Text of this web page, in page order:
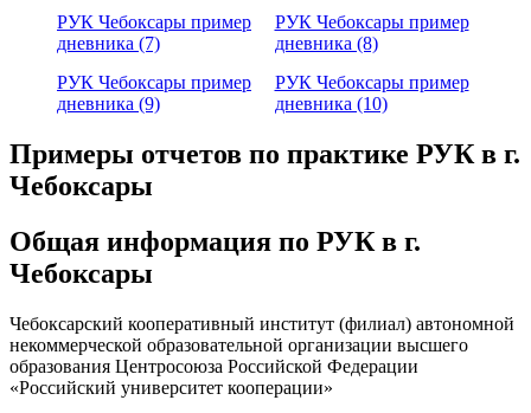
РУК Чебоксары пример
дневника (7)
РУК Чебоксары пример
дневника (8)
РУК Чебоксары пример
дневника (9)
РУК Чебоксары пример
дневника (10)
Примеры отчетов по практике РУК в г.
Чебоксары
Общая информация по РУК в г.
Чебоксары
Чебоксарский кооперативный институт (филиал) автономной
некоммерческой образовательной организации высшего
образования Центросоюза Российской Федерации
«Российский университет кооперации»